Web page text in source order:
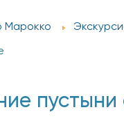
Марокко
пустыни